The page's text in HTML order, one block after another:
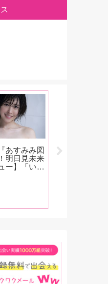
あすみみ図
明日見未来
ー】「いろ
後編】
【